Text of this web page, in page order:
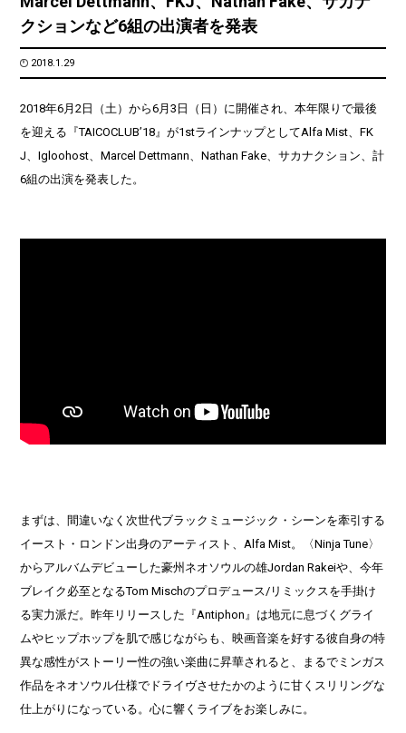
クションなど6組の出演者を発表
2018.1.29
2018年6月2日（土）から6月3日（日）に開催され、本年限りで最後
を迎える『TAICOCLUB’18』が1stラインナップとしてAlfa Mist、FK
J、Igloohost、Marcel Dettmann、Nathan Fake、サカナクション、計
6組の出演を発表した。
まずは、間違いなく次世代ブラックミュージック・シーンを牽引する
イースト・ロンドン出身のアーティスト、Alfa Mist。〈Ninja Tune〉
からアルバムデビューした豪州ネオソウルの雄Jordan Rakeiや、今年
ブレイク必至となるTom Mischのプロデュース/リミックスを手掛け
る実力派だ。昨年リリースした『Antiphon』は地元に息づくグライ
ムやヒップホップを肌で感じながらも、映画音楽を好する彼自身の特
異な感性がストーリー性の強い楽曲に昇華されると、まるでミンガス
作品をネオソウル仕様でドライヴさせたかのように甘くスリリングな
仕上がりになっている。心に響くライブをお楽しみに。